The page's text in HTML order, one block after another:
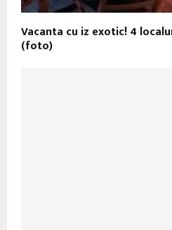
Vacanta cu iz exotic! 4
(foto)